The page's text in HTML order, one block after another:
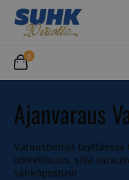
0
Ajanvaraus
Varaustietoja
oikeellisuus, sillä
sähköpostiisi!